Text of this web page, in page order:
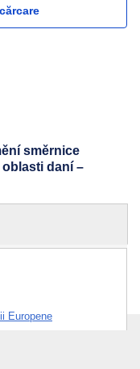
směrnice
daní –
Europene
al